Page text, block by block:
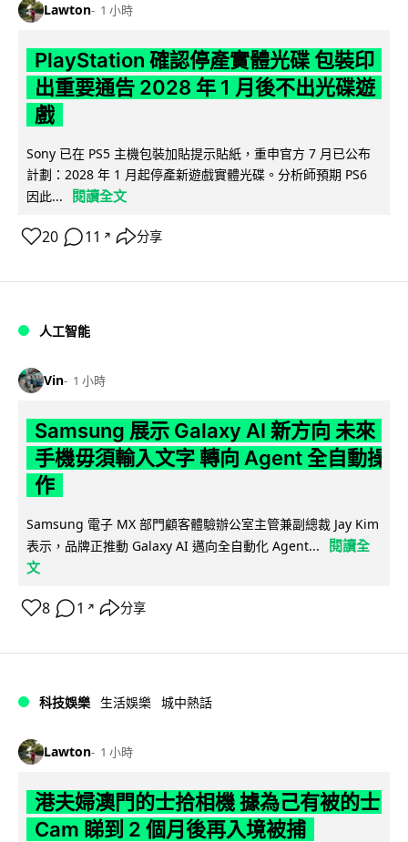
Lawton 1 小時
PlayStation 確認停產實體光碟 包裝印
出重要通告 2028 年 1 月後不出光碟遊
戲
Sony 已在 PS5 主機包裝加貼提示貼紙，重申官方 7 月已公布
計劃：2028 年 1 月起停產新遊戲實體光碟。分析師預期 PS6
因此...
閱讀全文
20 11 ↗ 分享
人工智能
Vin 1 小時
Samsung 展示 Galaxy AI 新方向 未來
手機毋須輸入文字 轉向 Agent 全自動操
作
Samsung 電子 MX 部門顧客體驗辦公室主管兼副總裁 Jay Kim
表示，品牌正推動 Galaxy AI 邁向全自動化 Agent...
閱讀全
文
8 1 ↗ 分享
科技娛樂 生活娛樂 城中熱話
Lawton 1 小時
港夫婦澳門的士拾相機 據為己有被的士
Cam 睇到 2 個月後再入境被捕